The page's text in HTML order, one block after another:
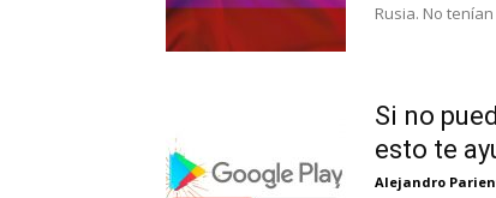
Rusia. No
Si no
esto te
Alejandro